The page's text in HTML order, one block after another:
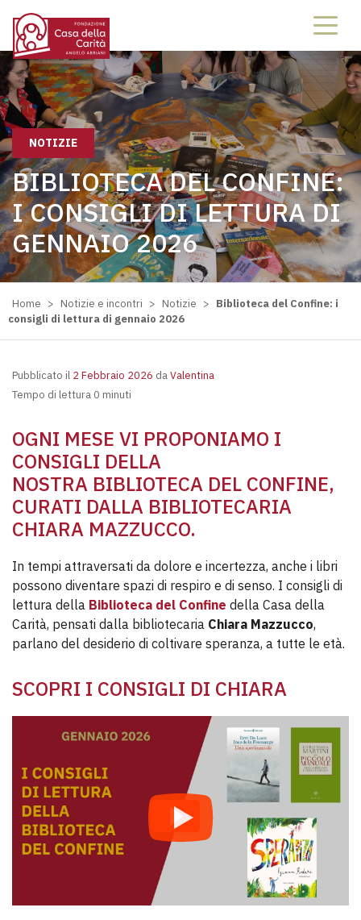
NOTIZIE
BIBLIOTECA DEL CONFINE:
I CONSIGLI DI LETTURA DI
GENNAIO 2026
Home > Notizie e incontri > Notizie > Biblioteca del Confine: i
consigli di lettura di gennaio 2026
Pubblicato il 2 Febbraio 2026 daValentina
Tempo di lettura 0 minuti
OGNI MESE VI PROPONIAMO I
CONSIGLI DELLA
NOSTRA BIBLIOTECA DEL CONFINE,
CURATI DALLA BIBLIOTECARIA
CHIARA MAZZUCCO.
In tempi attraversati da dolore e incertezza, anche i libri
possono diventare spazi di respiro e di senso. I consigli di
lettura della Biblioteca del Confine della Casa della
Carità, pensati dalla bibliotecaria Chiara Mazzucco,
parlano del desiderio di coltivare speranza, a tutte le età.
SCOPRI I CONSIGLI DI CHIARA